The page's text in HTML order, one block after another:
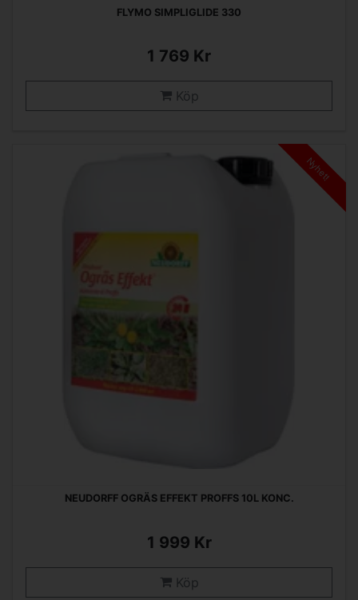
FLYMO SIMPLIGLIDE 330
1 769 Kr
Köp
Nyhet!
NEUDORFF OGRÄS EFFEKT PROFFS 10L KONC.
1 999 Kr
Köp